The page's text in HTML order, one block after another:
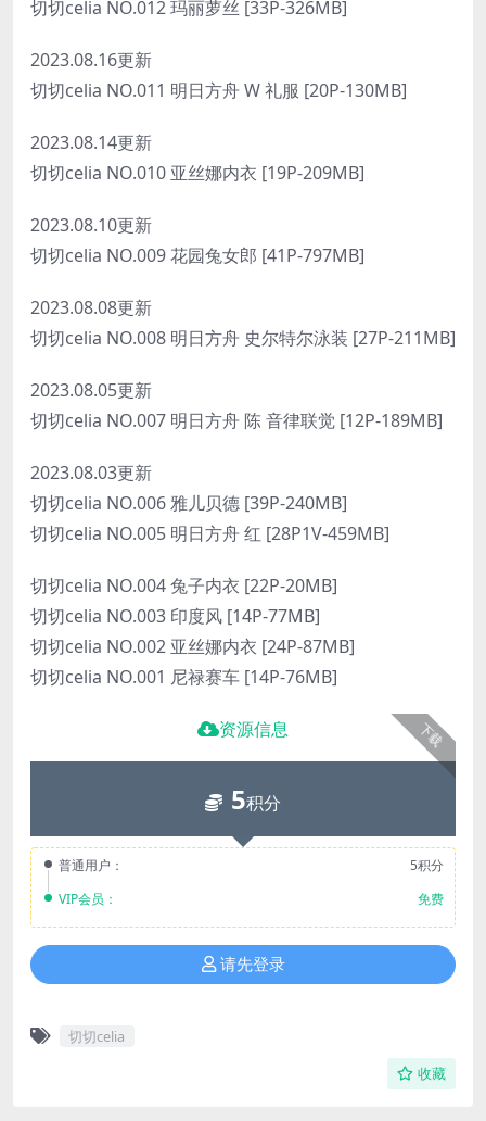
切切celia NO.012 玛丽萝丝 [33P-326MB]
2023.08.16更新
切切celia NO.011 明日方舟 W 礼服 [20P-130MB]
2023.08.14更新
切切celia NO.010 亚丝娜内衣 [19P-209MB]
2023.08.10更新
切切celia NO.009 花园兔女郎 [41P-797MB]
2023.08.08更新
切切celia NO.008 明日方舟 史尔特尔泳装 [27P-211MB]
2023.08.05更新
切切celia NO.007 明日方舟 陈 音律联觉 [12P-189MB]
2023.08.03更新
切切celia NO.006 雅儿贝德 [39P-240MB]
切切celia NO.005 明日方舟 红 [28P1V-459MB]
切切celia NO.004 兔子内衣 [22P-20MB]
切切celia NO.003 印度风 [14P-77MB]
切切celia NO.002 亚丝娜内衣 [24P-87MB]
切切celia NO.001 尼禄赛车 [14P-76MB]
下载
资源信息
5积分
普通用户：
5积分
VIP会员：
免费
请先登录
切切celia
收藏